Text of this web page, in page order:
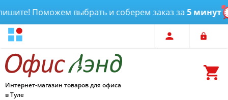
Поможем выбрать и соберем заказ за5 минут
Интернет-магазин товаров для офиса
в Туле